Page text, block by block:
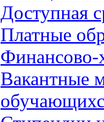
Доступная
Платные
Финансово-
Вакантные